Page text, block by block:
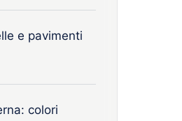
e pavimenti
colori